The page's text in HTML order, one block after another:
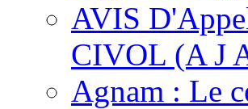
AVIS
CIVOL (A J
Agnam : Le